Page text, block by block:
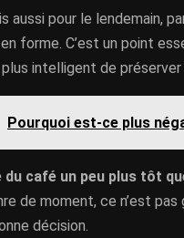
aussi pour le lendemain,
forme. C’est un point
intelligent de
Pourquoi est-ce plus
café un peu plus tôt
de moment, ce n’est
décision.